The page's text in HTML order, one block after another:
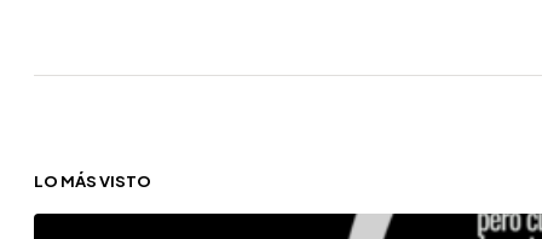
LO MÁS VISTO